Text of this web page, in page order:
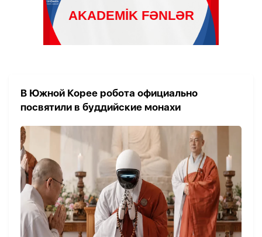
В Южной Корее робота официально
посвятили в буддийские монахи